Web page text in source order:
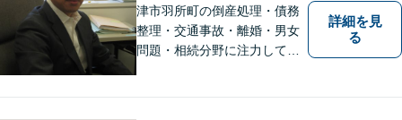
利用可】
津市羽所町の倒産処理・債務
整理・交通事故・離婚・男女
問題・相続分野に注力してい
詳細を見
る